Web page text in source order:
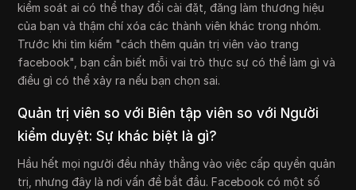
kiểm soát ai có thể thay đổi cài đặt, đăng làm thương hiệu
của bạn và thậm chí xóa các thành viên khác trong nhóm.
Trước khi tìm kiếm "cách thêm quản trị viên vào trang
facebook", bạn cần biết mỗi vai trò thực sự có thể làm gì và
điều gì có thể xảy ra nếu bạn chọn sai.
Quản trị viên so với Biên tập viên so với Người
kiểm duyệt: Sự khác biệt là gì?
Hầu hết mọi người đều nhảy thẳng vào việc cấp quyền quản
trị, nhưng đây là nơi vấn đề bắt đầu. Facebook có một số